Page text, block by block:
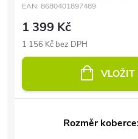
EAN: 8680401897489
1 399 Kč
1 156 Kč bez DPH
VLOŽIT
Rozměr